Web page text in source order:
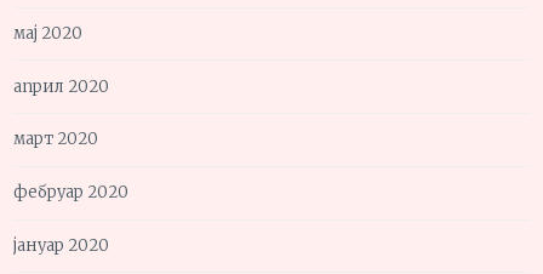
мај 2020
април 2020
март 2020
фебруар 2020
јануар 2020